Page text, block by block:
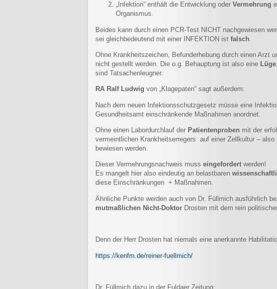
„Infektion“ enthält die Entwicklung oder Vermehrung
Organismus.
Beides kann durch einen PCR-Test NICHT nachgewiesen
sei gleichbedeutend mit einer INFEKTION ist falsch
Ohne Krankheitszeichen, Befunderhebung durch einen Arzt
nicht gestellt werden. Die o.g. Behauptung ist also eine Lüge
sind Tatsachenleugner.
RA Ralf Ludwig von „Klagepaten“ sagt außerdem:
Nach dem neuen Infektionsschutzgesetz müsse eine
Gesundheitsamt einschränkende Maßnahmen anordnet.
Ohne einen Labordurchlauf der Patientenproben mit der
vermeintlichen Krankheitserregers auf einer Zellkultur –
bewiesen werden.
Dieser Vermehrungsnachweis muss eingefordert werden!
Es mangelt hier also eindeutig an belastbaren
diese Einschränkungen + Maßnahmen.
Ähnliche Punkte werden auch von Dr. Füllmich ausführlich
mutmaßlichen Nicht-Doktor Drosten mit dem rein
Denn der Herr Drosten hat niemals eine anerkannte
https://kenfm.de/reiner-fuellmich/
Dr. Füllmich dazu in der Fuldaer Zeitung: